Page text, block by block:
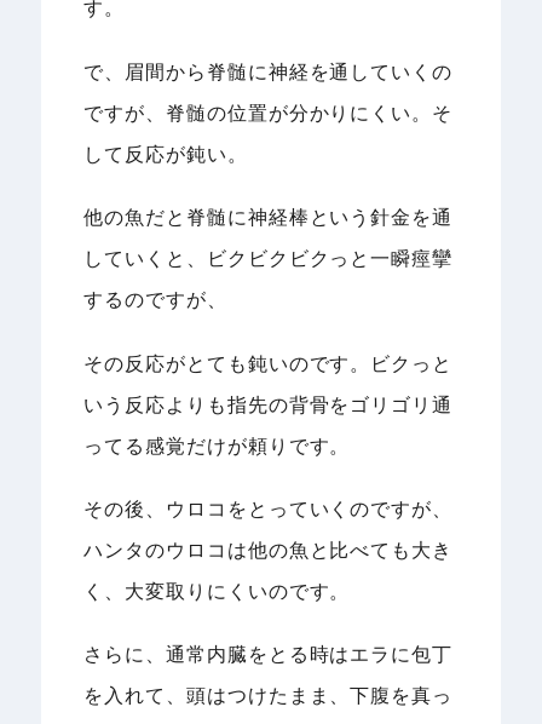
す。
で、眉間から脊髄に神経を通していくの
ですが、脊髄の位置が分かりにくい。そ
して反応が鈍い。
他の魚だと脊髄に神経棒という針金を通
していくと、ビクビクビクっと一瞬痙攣
するのですが、
その反応がとても鈍いのです。ビクっと
いう反応よりも指先の背骨をゴリゴリ通
ってる感覚だけが頼りです。
その後、ウロコをとっていくのですが、
ハンタのウロコは他の魚と比べても大き
く、大変取りにくいのです。
さらに、通常内臓をとる時はエラに包丁
を入れて、頭はつけたまま、下腹を真っ